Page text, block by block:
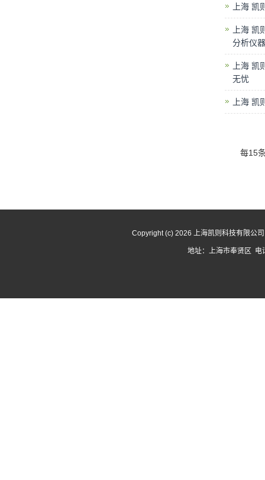
上海
上海
分析仪
上海
无忧
上海
每15
Copyright (c) 2026 上海凯则科技有限公
地址：上海市奉贤区